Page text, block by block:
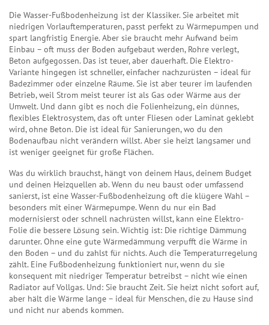
Die Wasser-Fußbodenheizung ist der Klassiker. Sie arbeitet mit
niedrigen Vorlauftemperaturen, passt perfekt zu Wärmepumpen und
spart langfristig Energie. Aber sie braucht mehr Aufwand beim
Einbau – oft muss der Boden aufgebaut werden, Rohre verlegt,
Beton aufgegossen. Das ist teuer, aber dauerhaft. Die Elektro-
Variante hingegen ist schneller, einfacher nachzurüsten – ideal für
Badezimmer oder einzelne Räume. Sie ist aber teurer im laufenden
Betrieb, weil Strom meist teurer ist als Gas oder Wärme aus der
Umwelt. Und dann gibt es noch die Folienheizung,ein dünnes,
flexibles Elektrosystem, das oft unter Fliesen oder Laminat geklebt
wird, ohne Beton. Die ist ideal für Sanierungen, wo du den
Bodenaufbau nicht verändern willst. Aber sie heizt langsamer und
ist weniger geeignet für große Flächen.
Was du wirklich brauchst, hängt von deinem Haus, deinem Budget
und deinen Heizquellen ab. Wenn du neu baust oder umfassend
sanierst, ist eine Wasser-Fußbodenheizung oft die klügere Wahl –
besonders mit einer Wärmepumpe. Wenn du nur ein Bad
modernisierst oder schnell nachrüsten willst, kann eine Elektro-
Folie die bessere Lösung sein. Wichtig ist: Die richtige Dämmung
darunter. Ohne eine gute Wärmedämmung verpufft die Wärme in
den Boden – und du zahlst für nichts. Auch die Temperaturregelung
zählt. Eine Fußbodenheizung funktioniert nur, wenn du sie
konsequent mit niedriger Temperatur betreibst – nicht wie einen
Radiator auf Vollgas. Und: Sie braucht Zeit. Sie heizt nicht sofort auf,
aber hält die Wärme lange – ideal für Menschen, die zu Hause sind
und nicht nur abends kommen.